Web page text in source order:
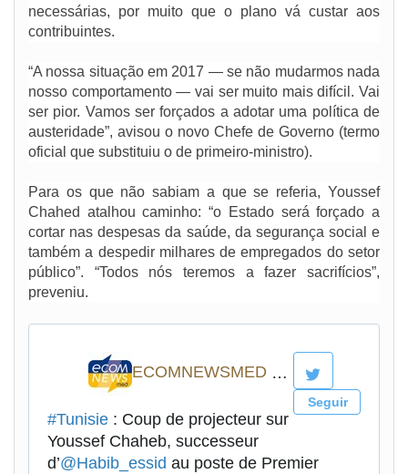
necessárias, por muito que o plano vá custar aos
contribuintes.
“A nossa situação em 2017 — se não mudarmos nada
nosso comportamento — vai ser muito mais difícil. Vai
ser pior. Vamos ser forçados a adotar uma política de
austeridade”, avisou o novo Chefe de Governo (termo
oficial que substituiu o de primeiro-ministro).
Para os que não sabiam a que se referia, Youssef
Chahed atalhou caminho: “o Estado será forçado a
cortar nas despesas da saúde, da segurança social e
também a despedir milhares de empregados do setor
público”. “Todos nós teremos a fazer sacrifícios”,
preveniu.
Seguir
ECOMNEWSMED @ecomnewsmed
#Tunisie : Coup de projecteur sur
Youssef Chaheb, successeur
d’@Habib_essid au poste de Premier